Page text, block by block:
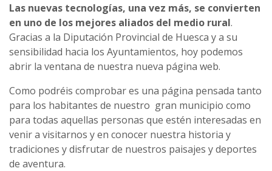
Las nuevas tecnologías, una vez más, se convierten
en uno de los mejores aliados del medio rural.
Gracias a la Diputación Provincial de Huesca y a su
sensibilidad hacia los Ayuntamientos, hoy podemos
abrir la ventana de nuestra nueva página web.
Como podréis comprobar es una página pensada tanto
para los habitantes de nuestro gran municipio como
para todas aquellas personas que estén interesadas en
venir a visitarnos y en conocer nuestra historia y
tradiciones y disfrutar de nuestros paisajes y deportes
de aventura.